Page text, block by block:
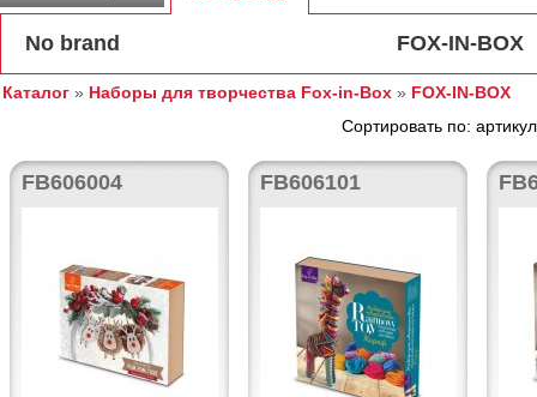
No brand FOX-IN-BOX
Каталог » Наборы для творчества Fox-in-Box » FOX-IN-BOX
Сортировать по:
FB606004 FB606101